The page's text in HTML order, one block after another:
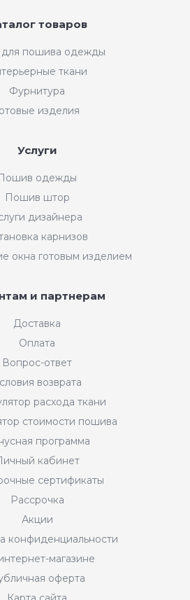
товаров
для пошива одежды
ткани
Фурнитура
изделия
Услуги
одежды
Пошив штор
дизайнера
карнизов
окна готовым изделием
и партнерам
Доставка
Оплата
Вопрос-ответ
возврата
расхода ткани
стоимости пошива
программа
кабинет
сертификаты
Рассрочка
Акции
конфиденциальности
магазине
оферта